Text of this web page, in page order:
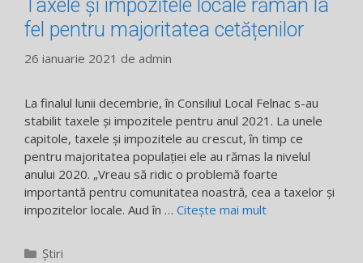
Taxele și impozitele locale rămân la
fel pentru majoritatea cetățenilor
26 ianuarie 2021 de admin
La finalul lunii decembrie, în Consiliul Local Felnac s-au
stabilit taxele și impozitele pentru anul 2021. La unele
capitole, taxele și impozitele au crescut, în timp ce
pentru majoritatea populației ele au rămas la nivelul
anului 2020. „Vreau să ridic o problemă foarte
importantă pentru comunitatea noastră, cea a taxelor și
impozitelor locale. Aud în … Citește mai mult
Categorii
Știri